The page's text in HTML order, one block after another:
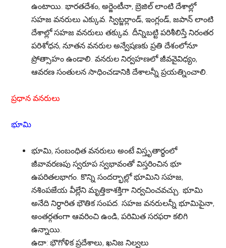
ఉంటాయి. భారతదేశం, అర్జెంటీనా, బ్రెజిల్ లాంటి దేశాల్లో
సహజ వనరులు ఎక్కువ. స్విట్జర్లాండ్, ఇంగ్లండ్, జపాన్ లాంటి
దేశాల్లో సహజ వనరులు తక్కువ. దీన్నిబట్టి పరిశీలిస్తే నిరంతర
పరిశోధన, నూతన వనరుల అన్వేషణకు ప్రతి దేశంలోనూ
ప్రోత్సాహం ఉండాలి. వనరుల నిర్వహణలో జీవవైవిధ్యం,
ఆవరణ సంతులన సాధించడానికి దేశాలన్నీ ప్రయత్నించాలి.
ప్రధాన వనరులు
భూమి
భూమి, సంబంధిత వనరులు అంటే విస్తృతార్థంలో
జీవావరణపు స్వరూప స్వభావంతో విస్తరించిన భూ
ఉపరితలభాగం. కొన్ని సందర్భాల్లో భూమిని సహజ,
నశింపజేయ వీల్లేని మృత్తికాశక్తిగా నిర్వచించవచ్చు. భూమి
అనేది నిర్ధారిత భౌతిక సంపద. సహజ వనరులన్నీ భూమిపైనా,
అంతర్గతంగా ఆవరించి ఉండి, పరిమిత సరఫరా కలిగి
ఉన్నాయి.
ఉదా: భౌగోళిక ప్రదేశాలు, ఖనిజ నిల్వలు